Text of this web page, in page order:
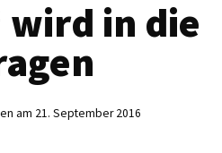
wird in die
am 21. September 2016